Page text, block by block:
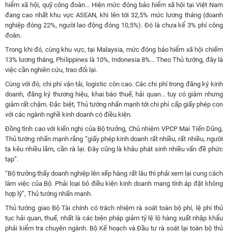
hiểm xã hội, quỹ công đoàn... Hiện mức đóng bảo hiểm xã hội tại Việt Nam
đang cao nhất khu vực ASEAN, khi lên tới 32,5% mức lương tháng (doanh
nghiệp đóng 22%, người lao động đóng 10,5%). Đó là chưa kể 3% phí công
đoàn.
Trong khi đó, cùng khu vực, tại Malaysia, mức đóng bảo hiểm xã hội chiếm
13% lương tháng, Philippines là 10%, Indonesia 8%... Theo Thủ tướng, đây là
việc cần nghiên cứu, trao đổi lại.
Cùng với đó, chi phí vận tải, logistic còn cao. Các chi phí trong đăng ký kinh
doanh, đăng ký thương hiệu, khai báo thuế, hải quan... tuy có giảm nhưng
giảm rất chậm. Đặc biệt, Thủ tướng nhấn mạnh tới chi phí cấp giấy phép con
với các ngành nghề kinh doanh có điều kiện.
Đồng tình cao với kiến nghị của Bộ trưởng, Chủ nhiệm VPCP Mai Tiến Dũng,
Thủ tướng nhấn mạnh rằng “giấy phép kinh doanh rất nhiều, rất nhiều, người
ta kêu nhiều lắm, cần rà lại. Đây cũng là khâu phát sinh nhiều vấn đề phức
tạp”.
“Bộ trưởng thấy doanh nghiệp lên xếp hàng rất lâu thì phải xem lại cung cách
làm việc của Bộ. Phải loại bỏ điều kiện kinh doanh mang tính áp đặt không
hợp lý”, Thủ tướng nhấn mạnh.
Thủ tướng giao Bộ Tài chính có trách nhiệm rà soát toàn bộ phí, lệ phí thủ
tục hải quan, thuế, nhất là các biện pháp giảm tỷ lệ lô hàng xuất nhập khẩu
phải kiểm tra chuyên ngành. Bộ Kế hoạch và Đầu tư rà soát lại toàn bộ thủ